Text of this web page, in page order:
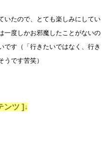
いたので、とても楽しみにしてい
一度しかお邪魔したことがないの
す（「行きたいではなく、行き
うです苦笑）
ンツ ]↓